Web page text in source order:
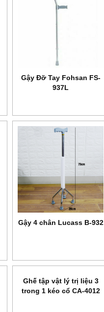
NEW
Gậy Đỡ Tay Fohsan FS-
937L
Gậy 4 chân Lucass B-932